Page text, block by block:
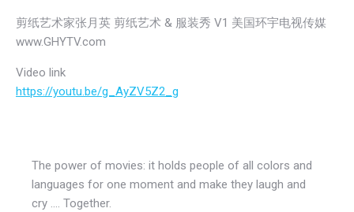
剪纸艺术家张月英 剪纸艺术 & 服装秀 V1 美国环宇电视传媒
www.GHYTV.com
Video link
https://youtu.be/g_AyZV5Z2_g
The power of movies: it holds people of all colors and
languages for one moment and make they laugh and
cry …. Together.